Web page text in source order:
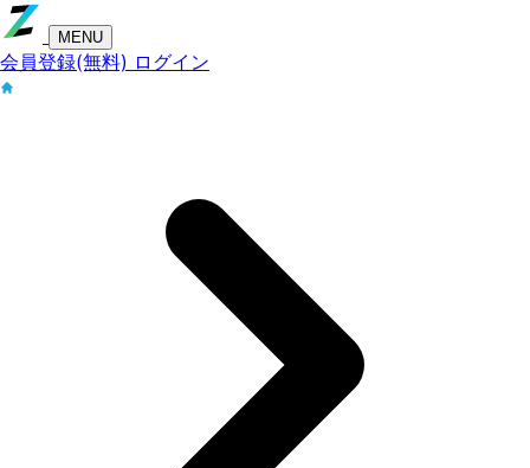
MENU
会員登録(無料) ログイン